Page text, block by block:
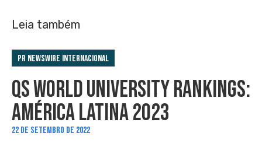
Leia também
PR Newswire Internacional
QS WORLD UNIVERSITY RANKINGS:
AMÉRICA LATINA 2023
22 DE SETEMBRO DE 2022